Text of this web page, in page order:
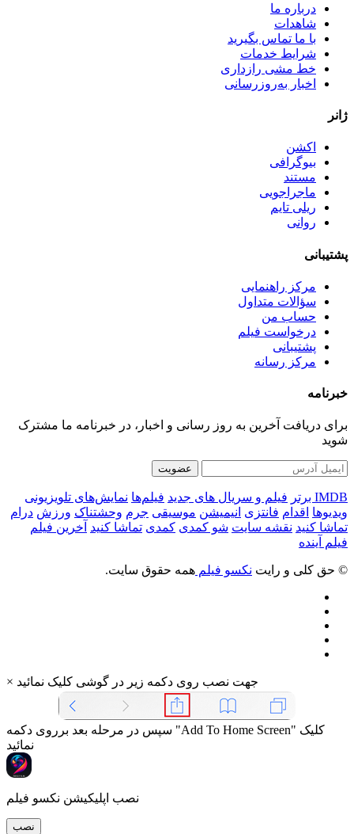
درباره ما
شاهدات
با ما تماس بگیرید
شرایط خدمات
خط مشی رازداری
اخبار به‌روزرسانی
ژانر
اکشن
بیوگرافی
مستند
ماجراجویی
ریلی تایم
روانی
پشتیبانی
مرکز راهنمایی
سؤالات متداول
حساب من
درخواست فیلم
پشتیبانی
مرکز رسانه
خبرنامه
برای دریافت آخرین به روز رسانی و اخبار، در خبرنامه ما مشترک
شوید
عضویت
IMDB برتر فیلم و سریال های جدید فیلم‌ها نمایش‌های تلویزیونی
ویدیوها اقدام فانتزی انیمیشن موسیقی جرم وحشتناک ورزش درام
تماشا کنید نقشه سایت شو کمدی کمدی تماشا کنید آخرین فیلم
فیلم آینده
© حق کلی و رایت نکسو فیلم همه حقوق سایت.
× جهت نصب روی دکمه زیر در گوشی کلیک نمائید
سپس در مرحله بعد برروی دکمه "Add To Home Screen" کلیک
نمائید
نصب اپلیکیشن نکسو فیلم
نصب